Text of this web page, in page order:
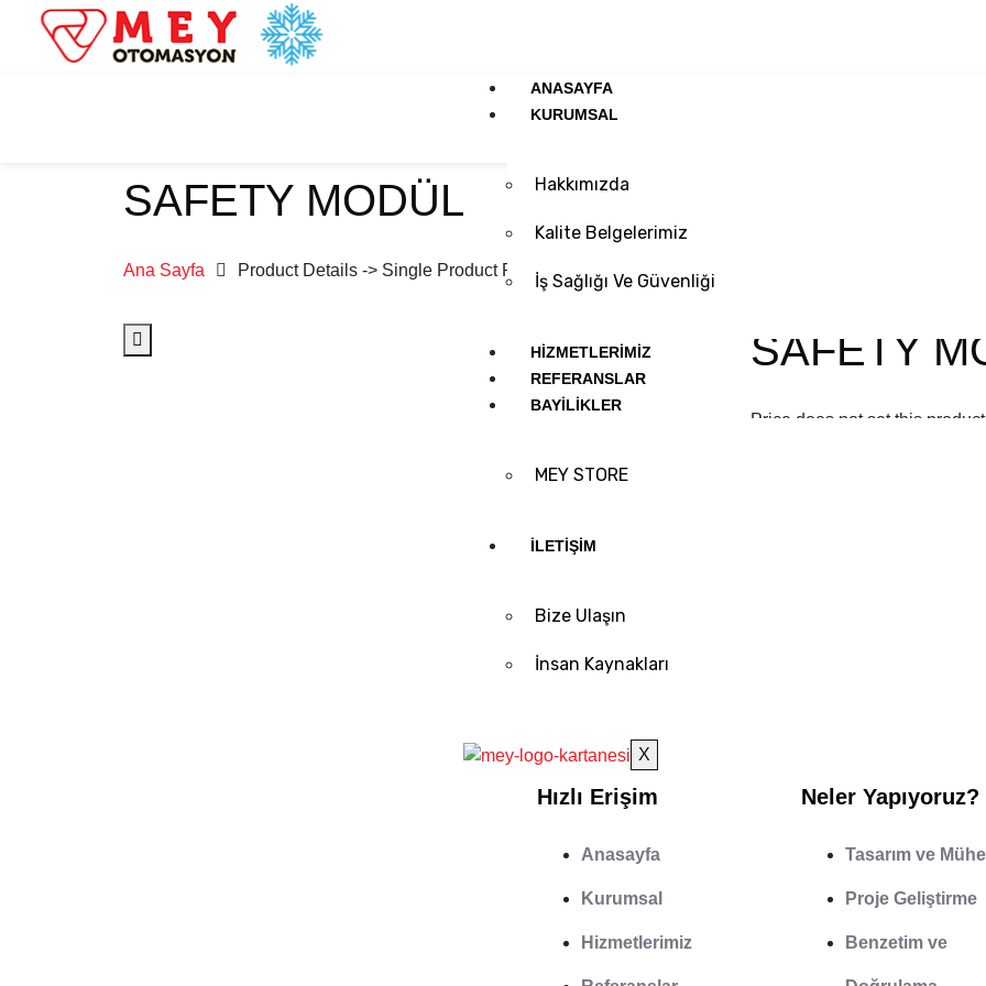
ANASAYFA
KURUMSAL
Hakkımızda
Kalite Belgelerimiz
İş Sağlığı Ve Güvenliği
HİZMETLERİMİZ
REFERANSLAR
BAYİLİKLER
MEY STORE
İLETİŞİM
Bize Ulaşın
İnsan Kaynakları
X
SAFETY MODÜL
Ana Sayfa Product Details -> Single Product Page Twenty Four
SAFETY
Price does not set this product.
Hızlı Erişim
Anasayfa
Kurumsal
Hizmetlerimiz
Neler Yapıyoruz?
Tasarım ve
Proje Geliştirme
Benzetim ve